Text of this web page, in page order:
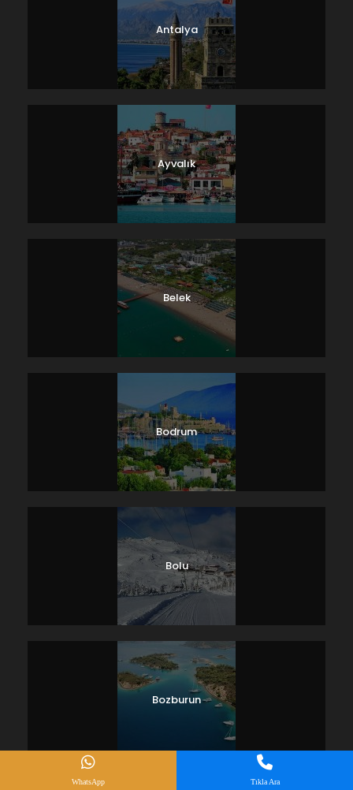
Antalya
Ayvalık
Belek
Bodrum
Bolu
Bozburun
WhatsApp Tıkla Ara